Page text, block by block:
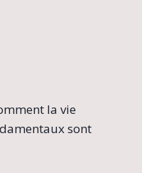
la vie
sont